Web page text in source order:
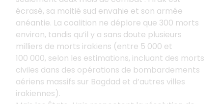
écrasé, sa moitié sud envahie et son armée
anéantie. La coalition ne déplore que 300 morts
environ, tandis qu’il y a sans doute plusieurs
milliers de morts irakiens (entre 5 000 et
100 000, selon les estimations, incluant des morts
civiles dans des opérations de bombardements
aériens massifs sur Bagdad et d’autres villes
irakiennes).